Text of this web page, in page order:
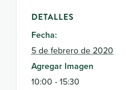
DETALLES
Fecha:
5 de febrero de 2020
Agregar Imagen
10:00 - 15:30